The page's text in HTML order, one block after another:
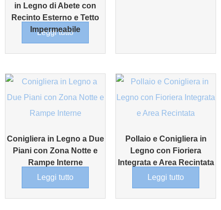
in Legno di Abete con
Recinto Esterno e Tetto
Impermeabile
Leggi tutto
Conigliera in Legno a Due
Piani con Zona Notte e
Rampe Interne
Leggi tutto
Pollaio e Conigliera in
Legno con Fioriera
Integrata e Area Recintata
Leggi tutto